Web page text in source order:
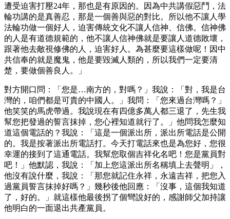
遭受迫害打壓24年，那也是有原因的。因為中共講假惡鬥，法
輪功講的是真善忍，那是一個善與惡的對比。所以他不讓人學
法輪功做一個好人，迫害傳統文化不讓人信神、信佛。信神佛
的人是有道德規範的，他不讓人信神佛就是要讓人道德敗壞，
跟著他去敵視修佛的人，迫害好人。為甚麼要這樣做呢！因中
共信奉的就是魔鬼，他是要毀滅人類的，所以我們一定要清
楚，要做個善良人。」
對方開口問：「您是…南方的，對嗎？」我說：「對，我是台
灣的，咱們都是可貴的中國人。」我問：「您來過台灣嗎？」
他笑笑的馬虎帶過。我說現在有四億多萬人都三退了，先生我
幫您把發過的誓言抹掉，您心裡知道就行了。」他問我怎麼知
道這個電話的？我說：「這是一個派出所，派出所電話是公開
的。我是按著派出所電話打。今天打電話來也是為您好，您很
幸運的接到了這通電話。我幫您取個吉祥化名吧！您是黨員對
吧！」他默認，我說：「加上您這派出所名稱填上去聲明」，
他沒有說什麼，我說：「那您就記住永祥，永遠吉祥，把您入
過黨員誓言抹掉好嗎？」幾秒後他回應：「沒事，這個我知道
了，好的。」就這樣他最後拐了個彎說好的，感謝師父加持讓
他明白的一面退出共產黨員。